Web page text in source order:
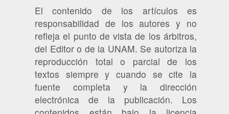
El contenido de los artículos es
responsabilidad de los autores y no
refleja el punto de vista de los árbitros,
del Editor o de la UNAM. Se autoriza la
reproducción total o parcial de los
textos siempre y cuando se cite la
fuente completa y la dirección
electrónica de la publicación. Los